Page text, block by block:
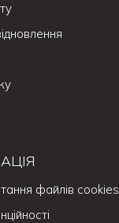
файлів cookies